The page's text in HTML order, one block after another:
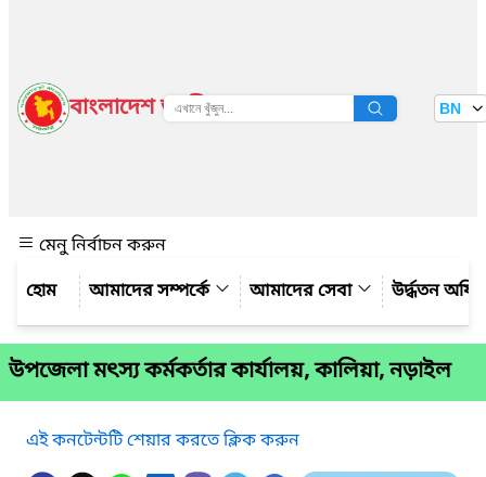
বাংলাদেশ জাতীয় তথ্য বাতায়ন BN
মেনু নির্বাচন করুন
আমাদের সম্পর্কে
আমাদের সেবা উর্দ্ধতন
উপজেলা মৎস্য কর্মকর্তার কার্যালয়, কালিয়া, নড়াইল
এই কনটেন্টটি শেয়ার করতে ক্লিক করুন